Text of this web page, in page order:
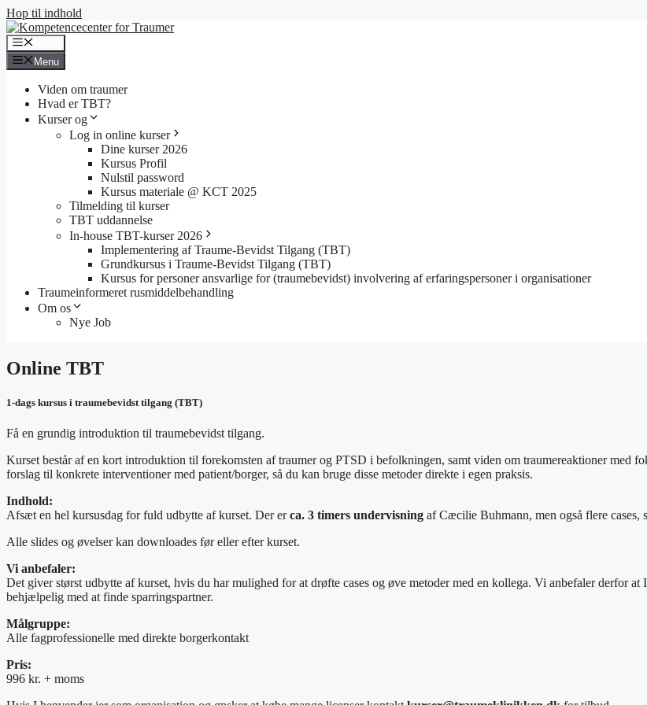
Hop til indhold
Menu
Viden om traumer
Hvad er TBT?
Kurser og
Log in online kurser
Dine kurser 2026
Kursus Profil
Nulstil password
Kursus materiale @ KCT 2025
Tilmelding til kurser
TBT uddannelse
In-house TBT-kurser 2026
Implementering af Traume-Bevidst Tilgang (TBT)
Grundkursus i Traume-Bevidst Tilgang (TBT)
Kursus for personer ansvarlige for (traumebevidst) involvering af erfaringspersoner i organisationer
Traumeinformeret rusmiddelbehandling
Om os
Nye Job
Online TBT
1-dags kursus i traumebevidst tilgang (TBT)
Få en grundig introduktion til traumebevidst tilgang.
Kurset består af en kort introduktion til forekomsten af traumer og PTSD i befolkningen, samt viden om traumereaktioner med
forslag til konkrete interventioner med patient/borger, så du kan bruge disse metoder direkte i egen praksis.
Indhold:
Afsæt en hel kursusdag for fuld udbytte af kurset. Der erca. 3 timers undervisning af Cæcilie Buhmann, men også flere cases,
Alle slides og øvelser kan downloades før eller efter kurset.
Vi anbefaler:
Det giver størst udbytte af kurset, hvis du har mulighed for at drøfte cases og øve metoder med en kollega. Vi anbefaler derfor
behjælpelig med at finde sparringspartner.
Målgruppe:
Alle fagprofessionelle med direkte borgerkontakt
Pris:
996 kr. + moms